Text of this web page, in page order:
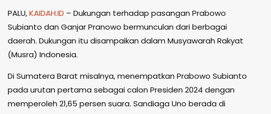
PALU,KAIDAH.ID – Dukungan terhadap pasangan Prabowo
Subianto dan Ganjar Pranowo bermunculan dari berbagai
daerah. Dukungan itu disampaikan dalam Musyawarah Rakyat
(Musra) Indonesia.
Di Sumatera Barat misalnya, menempatkan Prabowo Subianto
pada urutan pertama sebagai calon Presiden 2024 dengan
memperoleh 21,65 persen suara. Sandiaga Uno berada di